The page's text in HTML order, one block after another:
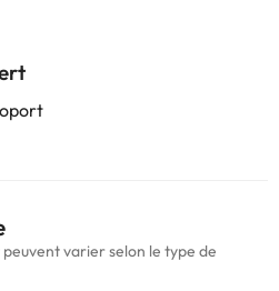
varier selon le type de